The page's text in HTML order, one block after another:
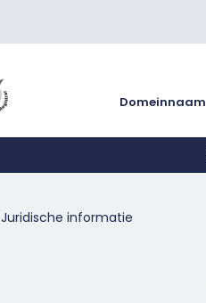
Domeinnaam
Juridische informatie